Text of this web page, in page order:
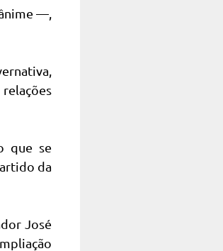
—,
que se
da
José